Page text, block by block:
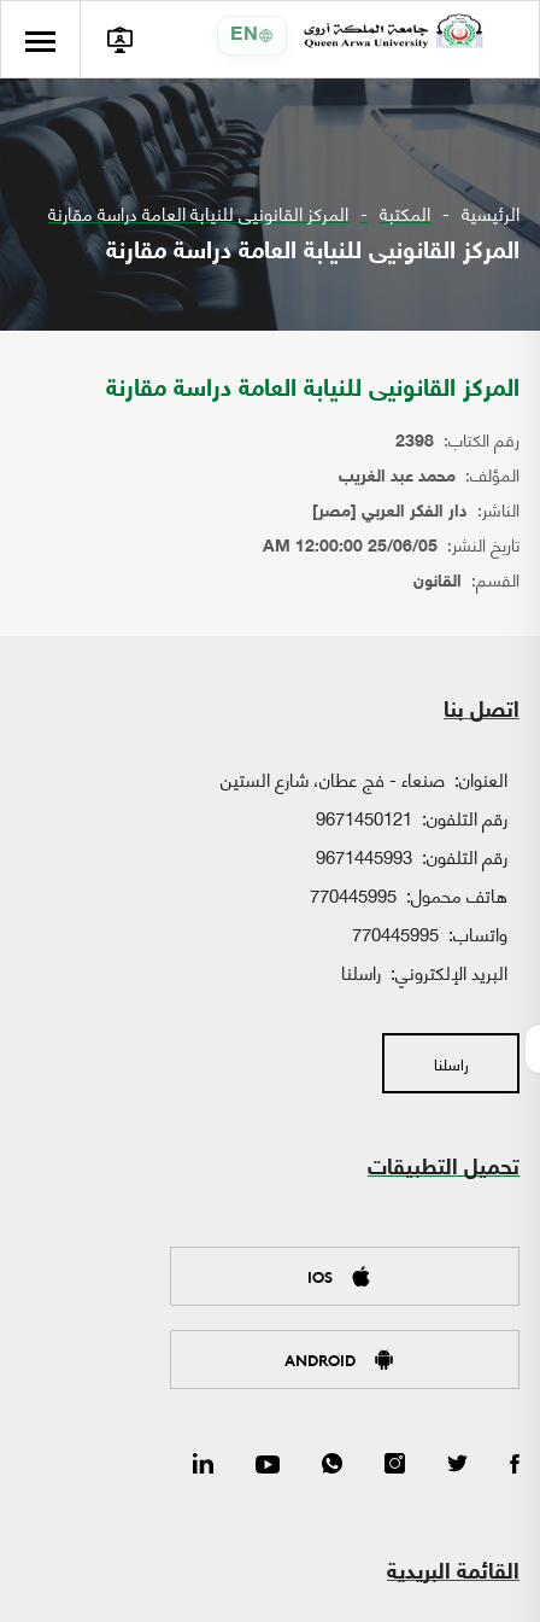
EN
الرئيسية المكتبة المركز القانونيى للنيابة العامة دراسة مقارنة
المركز القانونيى للنيابة العامة دراسة مقارنة
المركز القانونيى للنيابة العامة دراسة مقارنة
رقم الكتاب: 2398
المؤلف: محمد عبد الغريب
الناشر: دار الفكر العربي [مصر]
تاريخ النشر: 25/06/05 12:00:00 AM
القسم: القانون
اتصل بنا
العنوان: صنعاء - فج عطان، شارع الستين
رقم التلفون: 9671450121
رقم التلفون: 9671445993
هاتف محمول: 770445995
واتساب:
البريد الإلكتروني: راسلنا
راسلنا
تحميل التطبيقات
IOS
ANDROID
القائمة البريدية